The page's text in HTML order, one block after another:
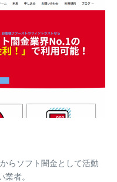
らソフト闇金として活動
者。